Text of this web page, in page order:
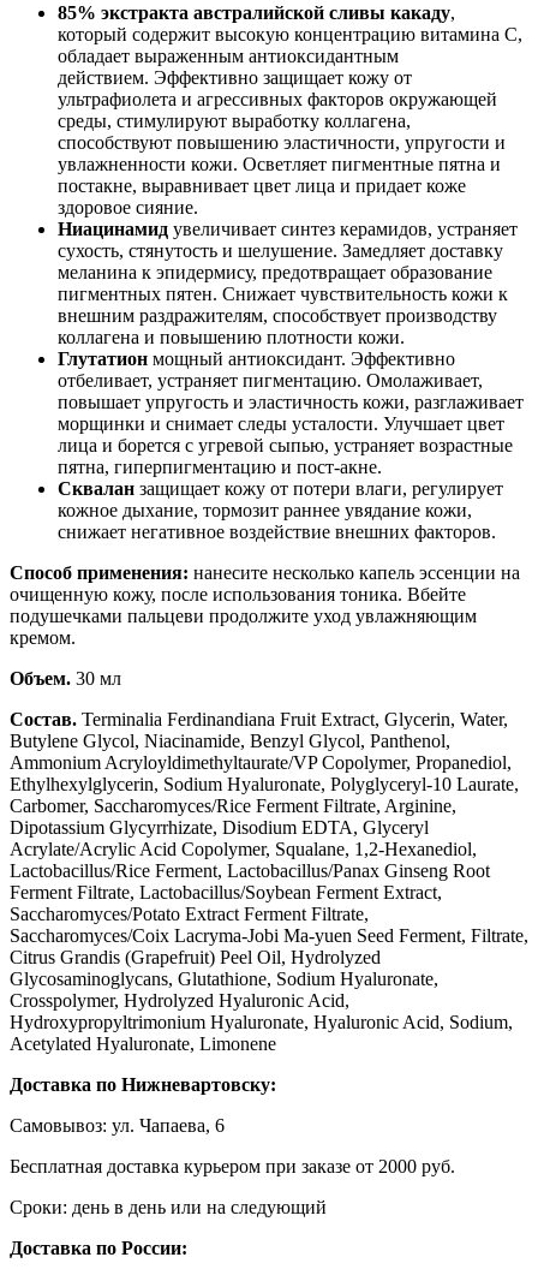
85% экстракта австралийской сливы какаду,
который содержит высокую концентрацию витамина С,
обладает выраженным антиоксидантным
действием. Эффективно защищает кожу от
ультрафиолета и агрессивных факторов окружающей
среды, стимулируют выработку коллагена,
способствуют повышению эластичности, упругости и
увлажненности кожи. Осветляет пигментные пятна и
постакне, выравнивает цвет лица и придает коже
здоровое сияние.
Ниацинамид увеличивает синтез керамидов, устраняет
сухость, стянутость и шелушение. Замедляет доставку
меланина к эпидермису, предотвращает образование
пигментных пятен. Снижает чувствительность кожи к
внешним раздражителям, способствует производству
коллагена и повышению плотности кожи.
Глутатион мощный антиоксидант. Эффективно
отбеливает, устраняет пигментацию. Омолаживает,
повышает упругость и эластичность кожи, разглаживает
морщинки и снимает следы усталости. Улучшает цвет
лица и борется с угревой сыпью, устраняет возрастные
пятна, гиперпигментацию и пост-акне.
Сквалан защищает кожу от потери влаги, регулирует
кожное дыхание, тормозит раннее увядание кожи,
снижает негативное воздействие внешних факторов.
Способ применения: нанесите несколько капель эссенции на
очищенную кожу, после использования тоника. Вбейте
подушечками пальцеви продолжите уход увлажняющим
кремом.
Объем. 30 мл
Состав. Terminalia Ferdinandiana Fruit Extract, Glycerin, Water,
Butylene Glycol, Niacinamide, Benzyl Glycol, Panthenol,
Ammonium Acryloyldimethyltaurate/VP Copolymer, Propanediol,
Ethylhexylglycerin, Sodium Hyaluronate, Polyglyceryl-10 Laurate,
Carbomer, Saccharomyces/Rice Ferment Filtrate, Arginine,
Dipotassium Glycyrrhizate, Disodium EDTA, Glyceryl
Acrylate/Acrylic Acid Copolymer, Squalane, 1,2-Hexanediol,
Lactobacillus/Rice Ferment, Lactobacillus/Panax Ginseng Root
Ferment Filtrate, Lactobacillus/Soybean Ferment Extract,
Saccharomyces/Potato Extract Ferment Filtrate,
Saccharomyces/Coix Lacryma-Jobi Ma-yuen Seed Ferment, Filtrate,
Citrus Grandis (Grapefruit) Peel Oil, Hydrolyzed
Glycosaminoglycans, Glutathione, Sodium Hyaluronate,
Crosspolymer, Hydrolyzed Hyaluronic Acid,
Hydroxypropyltrimonium Hyaluronate, Hyaluronic Acid, Sodium,
Acetylated Hyaluronate, Limonene
Доставка по Нижневартовску:
Самовывоз: ул. Чапаева, 6
Бесплатная доставка курьером при заказе от 2000 руб.
Сроки: день в день или на следующий
Доставка по России: